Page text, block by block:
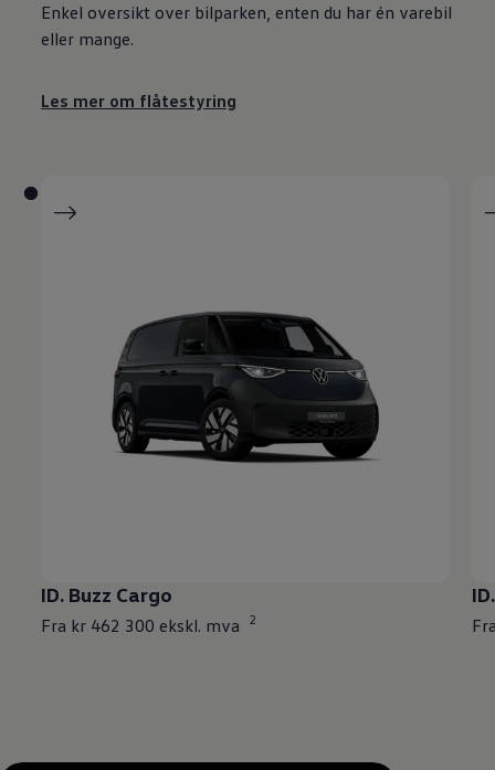
Enkel oversikt over bilparken, enten du har én varebil
eller mange.
Les mer om flåtestyring
ID. Buzz Cargo
Fra kr 462 300 ekskl. mva 2